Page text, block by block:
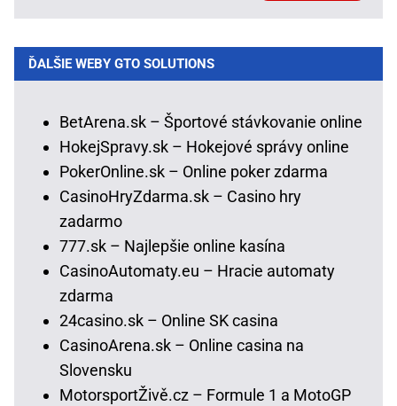
ĎALŠIE WEBY GTO SOLUTIONS
BetArena.sk – Športové stávkovanie online
HokejSpravy.sk – Hokejové správy online
PokerOnline.sk – Online poker zdarma
CasinoHryZdarma.sk – Casino hry
zadarmo
777.sk – Najlepšie online kasína
CasinoAutomaty.eu – Hracie automaty
zdarma
24casino.sk – Online SK casina
CasinoArena.sk – Online casina na
Slovensku
MotorsportŽivě.cz – Formule 1 a MotoGP